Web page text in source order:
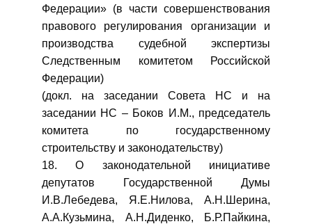
Федерации» (в части совершенствования
правового регулирования организации и
производства судебной экспертизы
Следственным комитетом Российской
Федерации)
(докл. на заседании Совета НС и на
заседании НС – Боков И.М., председатель
комитета по государственному
строительству и законодательству)
18. О законодательной инициативе
депутатов Государственной Думы
И.В.Лебедева, Я.Е.Нилова, А.Н.Шерина,
А.А.Кузьмина, А.Н.Диденко, Б.Р.Пайкина,